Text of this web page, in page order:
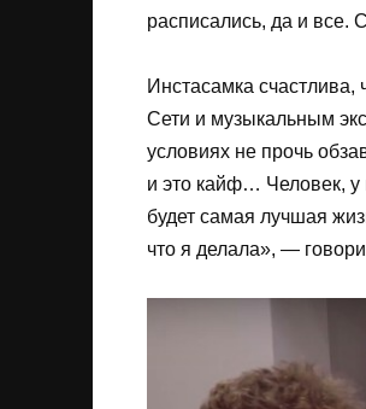
расписались, да и все.
Инстасамка счастлива,
Сети и музыкальным
условиях не прочь
и это кайф… Человек, у
будет самая лучшая
что я делала», —